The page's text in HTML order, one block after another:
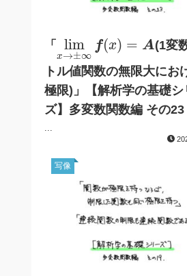
「 lim
x→±∞
f(x) = A
limx →±∞f( A (1変
トル値関数の無限大にお
極限)」【解析学の基礎シ
ズ】多変数関数編 その23
写像